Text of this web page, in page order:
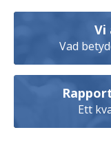
Vi
Vad
Ett